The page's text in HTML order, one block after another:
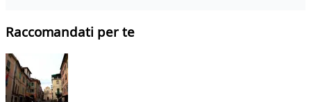
Raccomandati per te